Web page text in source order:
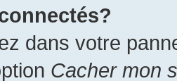
dans votre
Cacher mon